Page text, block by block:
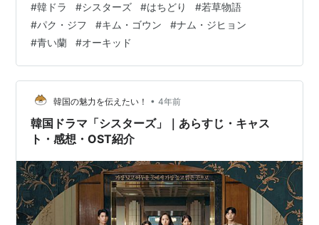
れていくという話です。 私は以前映画館へ「若草物語」
を観にいきましたが、全然違うことだけは確かです！ そ
もそも四姉妹じゃなくて三姉妹になっております。 ↓ そ
の時の記事はこちら www.narutabi.com 長女はオ・イン
ジュ（キム・ゴウン）でオーキッド建設の経理に務める
OLですが借金を作っ…
#韓ドラ #シスターズ #はちどり #若草物語
#パク・ジフ #キム・ゴウン #ナム・ジヒョン
#青い蘭 #オーキッド
韓国の魅力を伝えたい！ • 4年前
韓国ドラマ「シスターズ」｜あらすじ・キャス
ト・感想・OST紹介